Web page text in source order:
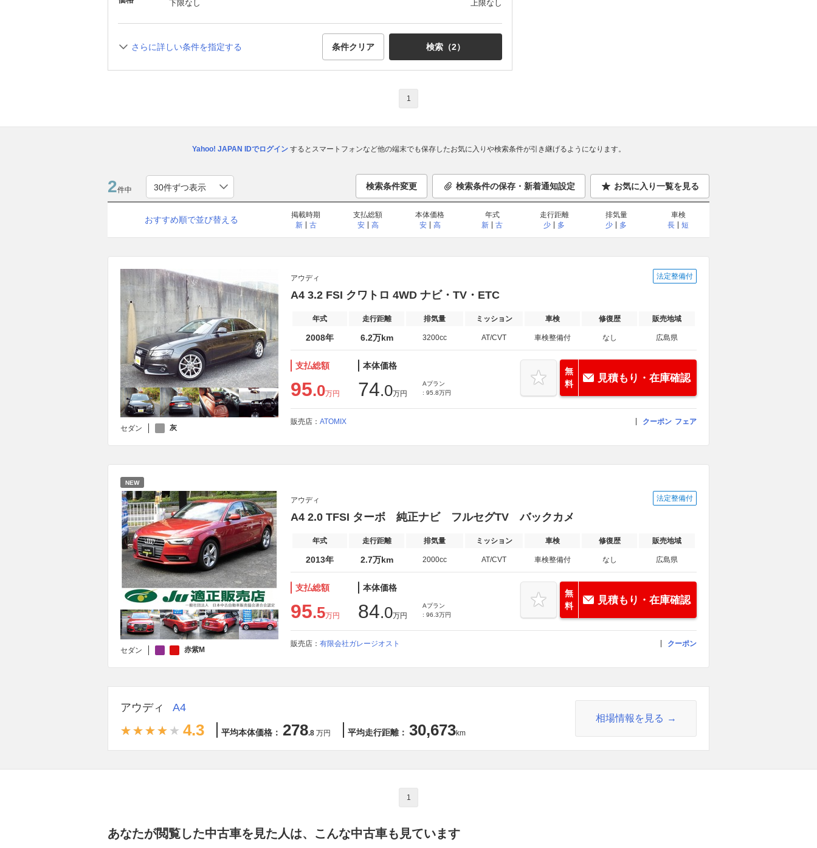
下限なし 上限なし
さらに詳しい条件を指定する 条件クリア 検索（2）
1
Yahoo! JAPAN IDでログインするとスマートフォンなど他の端末でも保存したお気に入りや検索条件が引き継げるようになります。
2件中 検索条件変更 検索条件の保存・新着通知設定 お気に入り一覧を見る
おすすめ順で並び替える
掲載時期
新
古
支払総額
安
高
本体価格
安
高
年式
新
古
走行距離
少
多
排気量
少
多
車検
長
短
セダン 灰
アウディ 法定整備付
A4 3.2 FSI クワトロ 4WD ナビ・TV・ETC
年式 走行距離 排気量 ミッション 車検 修復歴 販売地域
2008年 6.2万km 3200cc AT/CVT 車検整備付 なし 広島県
支払総額
95.0万円
本体価格
74.0万円
Aプラン
: 95.8万円
無
料
見積もり・在庫確認
販売店： ATOMIX クーポン フェア
NEW
セダン 赤紫M
アウディ 法定整備付
A4 2.0 TFSI ターボ 純正ナビ フルセグTV バックカメ
年式 走行距離 排気量 ミッション 車検 修復歴 販売地域
2013年 2.7万km 2000cc AT/CVT 車検整備付 なし 広島県
支払総額
95.5万円
本体価格
84.0万円
Aプラン
: 96.3万円
無
料
見積もり・在庫確認
販売店： 有限会社ガレージオスト クーポン
アウディ A4
4.3 平均本体価格： 278.8 万円 平均走行距離： 30,673km
相場情報を見る
1
あなたが閲覧した中古車を見た人は、こんな中古車も見ています